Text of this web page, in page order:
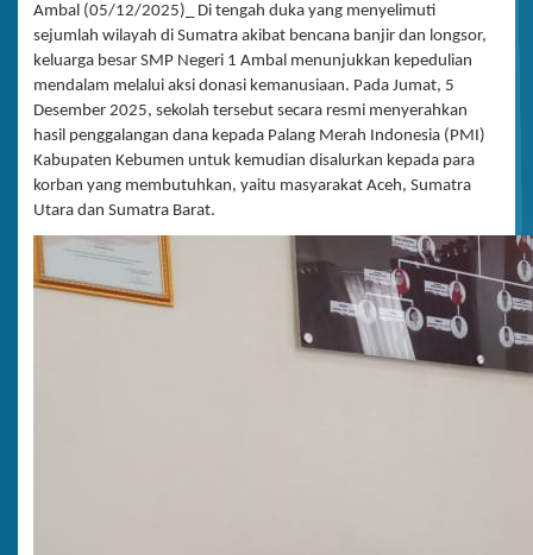
Ambal (05/12/2025)_ Di tengah duka yang menyelimuti
sejumlah wilayah di Sumatra akibat bencana banjir dan longsor,
keluarga besar SMP Negeri 1 Ambal menunjukkan kepedulian
mendalam melalui aksi donasi kemanusiaan. Pada Jumat, 5
Desember 2025, sekolah tersebut secara resmi menyerahkan
hasil penggalangan dana kepada Palang Merah Indonesia (PMI)
Kabupaten Kebumen untuk kemudian disalurkan kepada para
korban yang membutuhkan, yaitu masyarakat Aceh, Sumatra
Utara dan Sumatra Barat.